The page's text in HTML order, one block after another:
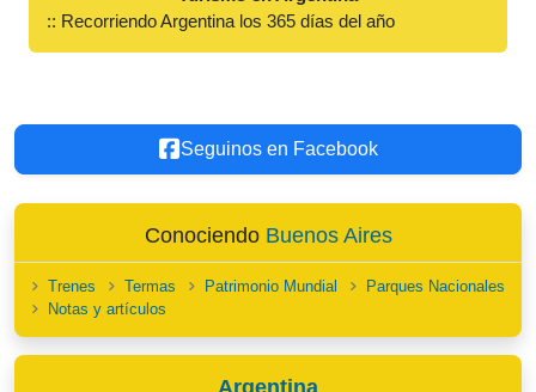
:: Recorriendo Argentina los 365 días del año
Seguinos en Facebook
Conociendo Buenos Aires
Trenes Termas Patrimonio Mundial
Parques Nacionales
Notas y artículos
Argentina